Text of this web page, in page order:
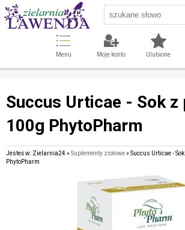
Menu Moje konto Ulubione
Succus Urticae - Sok z
100g PhytoPharm
Jesteś w: Zielarnia24 »Suplementy ziołowe» Succus Urticae -
PhytoPharm